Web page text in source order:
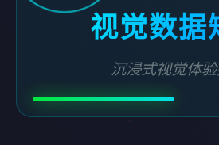
视觉数据
沉浸式视觉体